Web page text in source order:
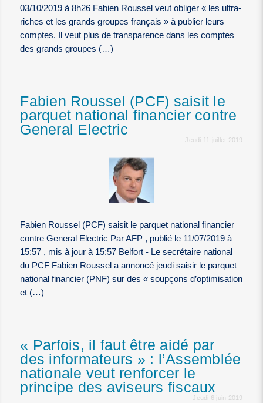
03/10/2019 à 8h26 Fabien Roussel veut obliger « les ultra-
riches et les grands groupes français » à publier leurs
comptes. Il veut plus de transparence dans les comptes
des grands groupes (…)
Fabien Roussel (PCF) saisit le
parquet national financier contre
General Electric
Jeudi 11 juillet 2019
Fabien Roussel (PCF) saisit le parquet national financier
contre General Electric Par AFP , publié le 11/07/2019 à
15:57 , mis à jour à 15:57 Belfort - Le secrétaire national
du PCF Fabien Roussel a annoncé jeudi saisir le parquet
national financier (PNF) sur des « soupçons d’optimisation
et (…)
« Parfois, il faut être aidé par
des informateurs » : l’Assemblée
nationale veut renforcer le
principe des aviseurs fiscaux
Jeudi 6 juin 2019